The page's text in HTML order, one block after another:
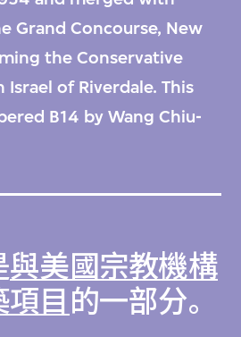
Grand Concourse, New
the Conservative
Israel of Riverdale. This
B14 by Wang Chiu-
與美國宗教機構
目 的一部分。